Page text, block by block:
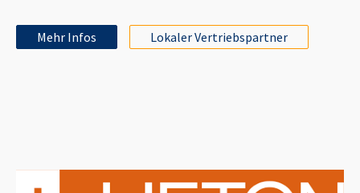
Mehr Infos Lokaler Vertriebspartner